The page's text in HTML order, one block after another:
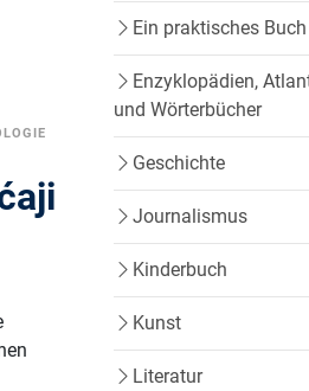
Ein praktisches Buch
Enzyklopädien,
und Wörterbücher
Geschichte
Journalismus
Kinderbuch
Kunst
Literatur